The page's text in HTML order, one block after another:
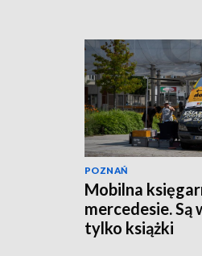
POZNAŃ
Mobilna
mercedesie. Są
tylko książki